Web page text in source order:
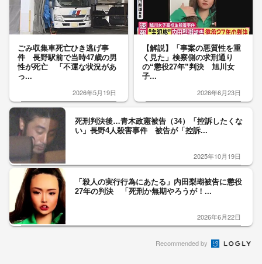
ごみ収集車死亡ひき逃げ事
件 長野駅前で当時47歳の男
性が死亡 「不運な状況があ
っ...
2026年5月19日
【解説】「事案の悪質性を重
く見た」検察側の求刑通り
の“懲役27年”判決 旭川女
子...
2026年6月23日
死刑判決後…青木政憲被告（34）「控訴したくな
い」長野4人殺害事件 被告が「控訴...
2025年10月19日
「殺人の実行行為にあたる」内田梨瑚被告に懲役
27年の判決 「死刑か無期やろうが！...
2026年6月22日
Recommended by